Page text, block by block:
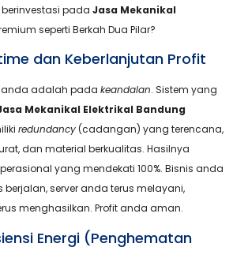
pada Jasa Mekanikal
seperti Berkah Dua Pilar?
dan Keberlanjutan Profit
adalah pada keandalan. Sistem yang
Mekanikal Elektrikal Bandung
redundancy(cadangan) yang terencana,
dan material berkualitas. Hasilnya
yang mendekati 100%. Bisnis anda
berjalan, server anda terus melayani,
menghasilkan. Profit anda aman.
Energi (Penghematan